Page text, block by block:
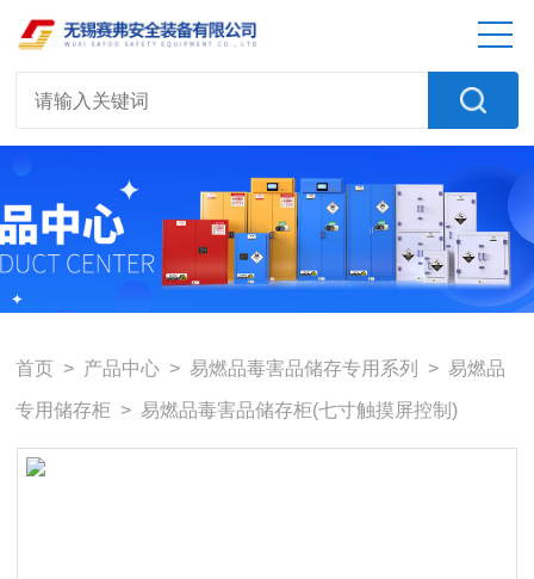
首页 > 产品中心 >易燃品毒害品储存专用系列 >易燃品
专用储存柜 > 易燃品毒害品储存柜(七寸触摸屏控制)